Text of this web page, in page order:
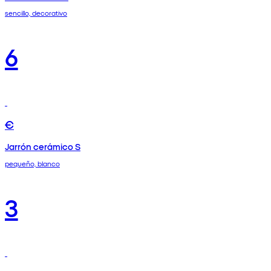
sencillo, decorativo
6
€
Jarrón cerámico S
pequeño, blanco
3